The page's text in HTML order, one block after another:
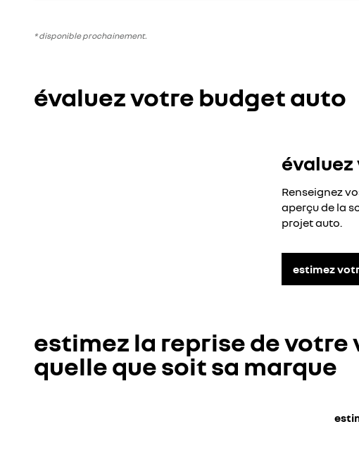
* disponible prochainement.
évaluez votre budget auto
Renseignez
aperçu de la
projet auto.
estimez
estimez la reprise de votre
quelle que soit sa marque